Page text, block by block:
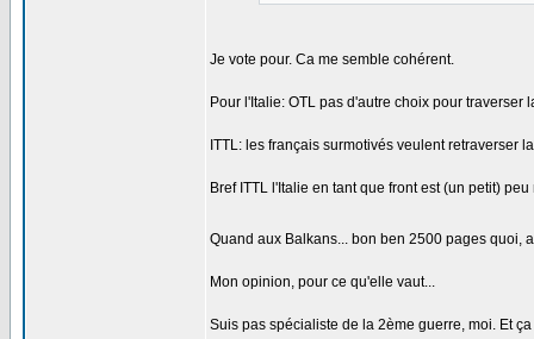
Je vote pour. Ca me semble cohérent.
Pour l'Italie: OTL pas d'autre choix pour
ITTL: les français surmotivés veulent retraverser
Bref ITTL l'Italie en tant que front est (un petit)
Quand aux Balkans... bon ben 2500 pages quoi,
Mon opinion, pour ce qu'elle vaut...
Suis pas spécialiste de la 2ème guerre, moi. Et